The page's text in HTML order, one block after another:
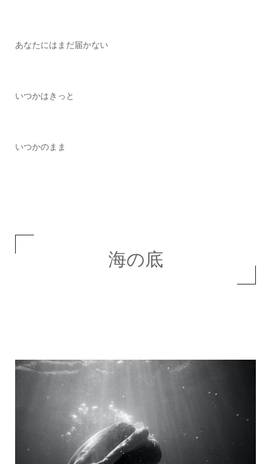
あなたにはまだ届かない
いつかはきっと
いつかのまま
海の底
恋愛詩を投稿する